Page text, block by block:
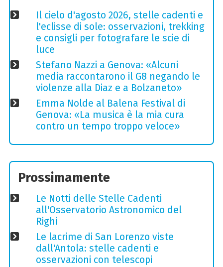
Il cielo d'agosto 2026, stelle cadenti e
l'eclisse di sole: osservazioni, trekking
e consigli per fotografare le scie di
luce
Stefano Nazzi a Genova: «Alcuni
media raccontarono il G8 negando le
violenze alla Diaz e a Bolzaneto»
Emma Nolde al Balena Festival di
Genova: «La musica è la mia cura
contro un tempo troppo veloce»
Prossimamente
Le Notti delle Stelle Cadenti
all'Osservatorio Astronomico del
Righi
Le lacrime di San Lorenzo viste
dall'Antola: stelle cadenti e
osservazioni con telescopi